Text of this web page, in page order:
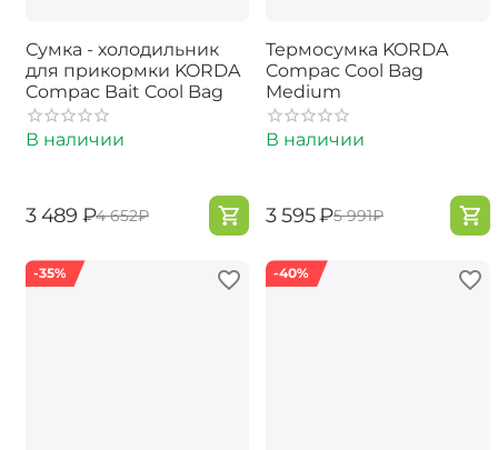
Сумка - холодильник
для прикормки KORDA
Compac Bait Cool Bag
В наличии
‍3 489‍ ₽‍4 652‍₽
Термосумка KORDA
Compac Cool Bag
Medium
В наличии
‍3 595‍₽‍5 991‍₽
-35% -40%